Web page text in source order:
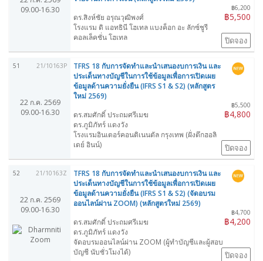
09.00-16.30
฿6,200
฿5,500
ดร.สิงห์ชัย อรุณวุฒิพงศ์
โรงแรม ดิ แอทธินี โฮเทล แบงค็อก อะ ลักซ์ชูรี
คอลเล็คชั่น โฮเทล
ปิดจอง
51 21/10163P
22 ก.ค. 2569
09.00-16.30
TFRS 18 กับการจัดทำและนำเสนองบการเงิน และ
ประเด็นทางบัญชีในการใช้ข้อมูลเพื่อการเปิดเผย
ข้อมูลด้านความยั่งยืน (IFRS S1 & S2) (หลักสูตร
ใหม่ 2569)
฿5,500
฿4,800
ดร.สมศักดิ์ ประถมศรีเมฆ
ดร.ภูมิภัทร์ แดงวัง
โรงแรมอินเตอร์คอนติเนนตัล กรุงเทพ (ฝั่งตึกฮอลิ
เดย์ อินน์)
ปิดจอง
52 21/10163Z
22 ก.ค. 2569
09.00-16.30
TFRS 18 กับการจัดทำและนำเสนองบการเงิน และ
ประเด็นทางบัญชีในการใช้ข้อมูลเพื่อการเปิดเผย
ข้อมูลด้านความยั่งยืน (IFRS S1 & S2) (จัดอบรม
ออนไลน์ผ่าน ZOOM) (หลักสูตรใหม่ 2569)
฿4,700
฿4,200
ดร.สมศักดิ์ ประถมศรีเมฆ
ดร.ภูมิภัทร์ แดงวัง
จัดอบรมออนไลน์ผ่าน ZOOM (ผู้ทำบัญชีและผู้สอบ
บัญชี นับชั่วโมงได้)
ปิดจอง